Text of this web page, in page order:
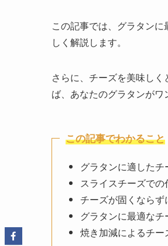
この記事では、グラタン
しく解説します。
さらに、チーズを美味し
ば、あなたのグラタンが
この記事でわかること
グラタンに適した
スライスチーズで
チーズが固くならず
グラタンに最適なチ
焼き加減によるチー